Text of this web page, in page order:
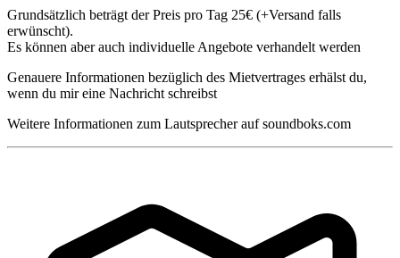
Grundsätzlich beträgt der Preis pro Tag 25€ (+Versand falls
erwünscht).
Es können aber auch individuelle Angebote verhandelt werden
Genauere Informationen bezüglich des Mietvertrages erhälst du,
wenn du mir eine Nachricht schreibst
Weitere Informationen zum Lautsprecher auf soundboks.com